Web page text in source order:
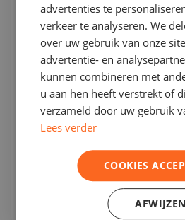
Peuterstoel Comfort
Peuterstoel inlegfoam voor
of bakfiets 7-18 maanden.
in voorraad
Bekijk
advertenties te
verkeer te analyseren. We
over uw gebruik van onze
advertentie- en
kunnen combineren met
u aan hen heeft verstrekt of
verzameld door uw gebruik
Lees verder
COOKIES
AFWIJZEN